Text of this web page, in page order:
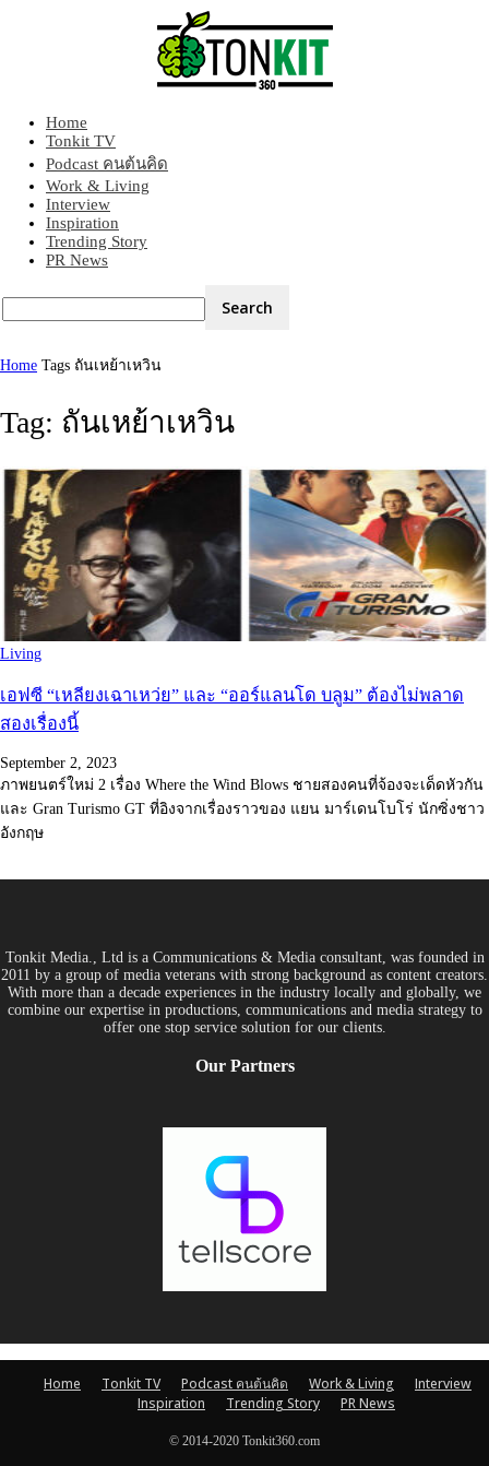
Home
Tonkit TV
Podcast คนต้นคิด
Work & Living
Interview
Inspiration
Trending Story
PR News
Home Tags ถันเหย้าเหวิน
Tag: ถันเหย้าเหวิน
Living
เอฟซี “เหลียงเฉาเหว่ย” และ “ออร์แลนโด บลูม” ต้องไม่พลาด
สองเรื่องนี้
September 2, 2023
ภาพยนตร์ใหม่ 2 เรื่อง Where the Wind Blows ชายสองคนที่จ้องจะเด็ดหัวกัน
และ Gran Turismo GT ที่อิงจากเรื่องราวของ แยน มาร์เดนโบโร่ นักซิ่งชาว
อังกฤษ
Tonkit Media., Ltd is a Communications & Media consultant, was founded in
2011 by a group of media veterans with strong background as content creators.
With more than a decade experiences in the industry locally and globally, we
combine our expertise in productions, communications and media strategy to
offer one stop service solution for our clients.
Our Partners
Home Tonkit TV Podcast คนต้นคิด Work & Living
Interview
Inspiration
Trending Story PR News
© 2014-2020 Tonkit360.com